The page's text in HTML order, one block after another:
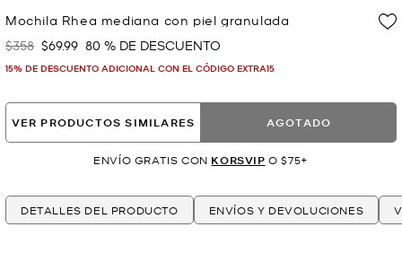
Mochila Rhea mediana con piel granulada
Era
$358 Ahora
$69.99 80 % DE DESCUENTO
15% DE DESCUENTO ADICIONAL CON EL CÓDIGO EXTRA15
VER PRODUCTOS SIMILARES AGOTADO
ENVÍO GRATIS CON KORSVIP O $75+
DETALLES DEL PRODUCTO ENVÍOS Y DEVOLUCIONES